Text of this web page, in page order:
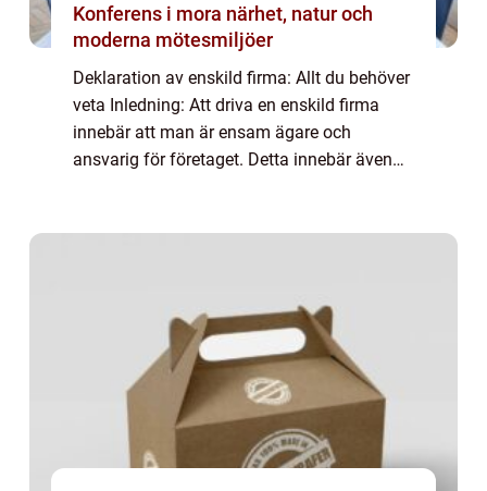
Konferens i mora närhet, natur och
moderna mötesmiljöer
Deklaration av enskild firma: Allt du behöver
veta Inledning: Att driva en enskild firma
innebär att man är ensam ägare och
ansvarig för företaget. Detta innebär även